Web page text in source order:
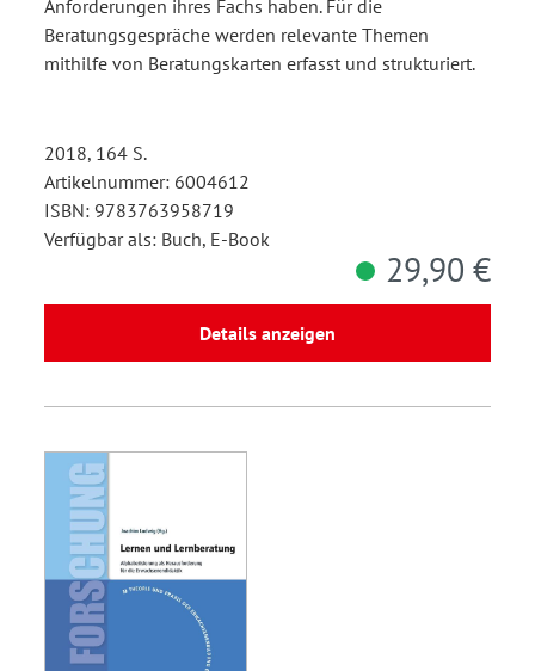
Anforderungen ihres Fachs haben. Für die
Beratungsgespräche werden relevante Themen
mithilfe von Beratungskarten erfasst und strukturiert.
2018, 164 S.
Artikelnummer: 6004612
ISBN: 9783763958719
Verfügbar als: Buch, E-Book
29,90 €
Details anzeigen